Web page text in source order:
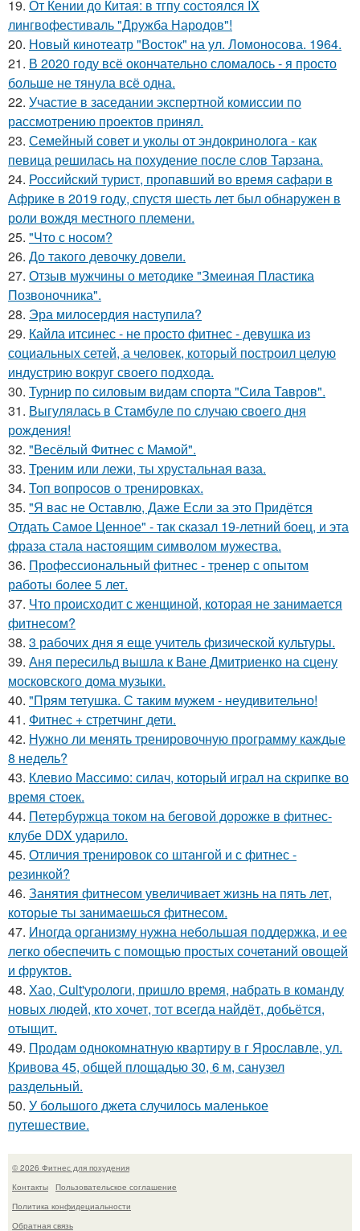
19. От Кении до Китая: в тгпу состоялся IX
лингвофестиваль "Дружба Народов"!
20. Новый кинотеатр "Восток" на ул. Ломоносова. 1964.
21. В 2020 году всё окончательно сломалось - я просто
больше не тянула всё одна.
22. Участие в заседании экспертной комиссии по
рассмотрению проектов принял.
23. Семейный совет и уколы от эндокринолога - как
певица решилась на похудение после слов Тарзана.
24. Российский турист, пропавший во время сафари в
Африке в 2019 году, спустя шесть лет был обнаружен в
роли вождя местного племени.
25. "Что с носом?
26. До такого девочку довели.
27. Отзыв мужчины о методике "Змеиная Пластика
Позвоночника".
28. Эра милосердия наступила?
29. Кайла итсинес - не просто фитнес - девушка из
социальных сетей, а человек, который построил целую
индустрию вокруг своего подхода.
30. Турнир по силовым видам спорта "Сила Тавров".
31. Выгулялась в Стамбуле по случаю своего дня
рождения!
32. "Весёлый Фитнес с Мамой".
33. Треним или лежи, ты хрустальная ваза.
34. Топ вопросов о тренировках.
35. "Я вас не Оставлю, Даже Если за это Придётся
Отдать Самое Ценное" - так сказал 19-летний боец, и эта
фраза стала настоящим символом мужества.
36. Профессиональный фитнес - тренер с опытом
работы более 5 лет.
37. Что происходит с женщиной, которая не занимается
фитнесом?
38. 3 рабочих дня я еще учитель физической культуры.
39. Аня пересильд вышла к Ване Дмитриенко на сцену
московского дома музыки.
40. "Прям тетушка. С таким мужем - неудивительно!
41. Фитнес + стретчинг дети.
42. Нужно ли менять тренировочную программу каждые
8 недель?
43. Клевио Массимо: силач, который играл на скрипке во
время стоек.
44. Петербуржца током на беговой дорожке в фитнес-
клубе DDX ударило.
45. Отличия тренировок со штангой и с фитнес -
резинкой?
46. Занятия фитнесом увеличивает жизнь на пять лет,
которые ты занимаешься фитнесом.
47. Иногда организму нужна небольшая поддержка, и ее
легко обеспечить с помощью простых сочетаний овощей
и фруктов.
48. Хао, Cult'урологи, пришло время, набрать в команду
новых людей, кто хочет, тот всегда найдёт, добьётся,
отыщит.
49. Продам однокомнатную квартиру в г Ярославле, ул.
Кривова 45, общей площадью 30, 6 м, санузел
раздельный.
50. У большого джета случилось маленькое
путешествие.
© 2026 Фитнес для похудения
Контакты
Пользовательское соглашение
Политика конфидециальности
Обратная связь